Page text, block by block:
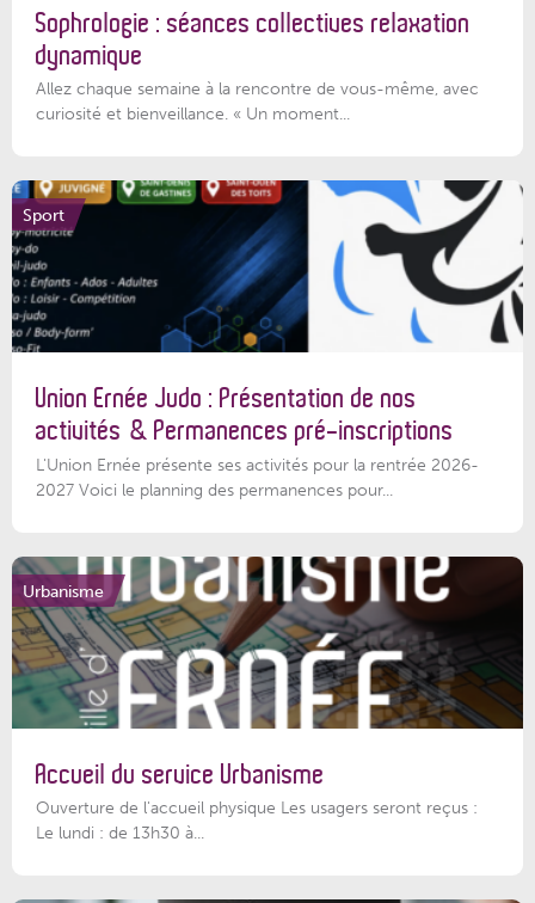
Sophrologie : séances collectives relaxation
dynamique
Allez chaque semaine à la rencontre de vous-même, avec
curiosité et bienveillance. « Un moment...
Sport
Union Ernée Judo : Présentation de nos
activités & Permanences pré-inscriptions
L'Union Ernée présente ses activités pour la rentrée 2026-
2027 Voici le planning des permanences pour...
Urbanisme
Accueil du service Urbanisme
Ouverture de l'accueil physique Les usagers seront reçus :
Le lundi : de 13h30 à...